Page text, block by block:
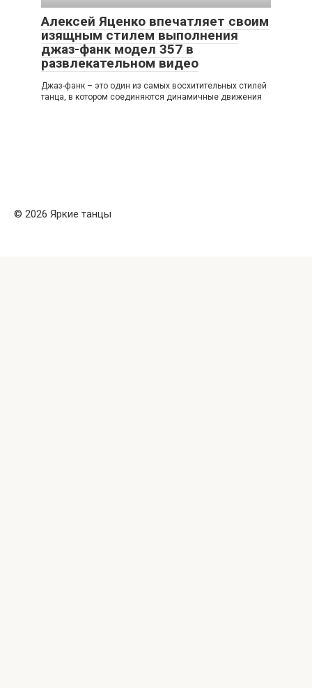
Алексей Яценко впечатляет своим
изящным стилем выполнения
джаз-фанк модел 357 в
развлекательном видео
Джаз-фанк – это один из самых восхитительных стилей
танца, в котором соединяются динамичные движения
© 2026 Яркие танцы